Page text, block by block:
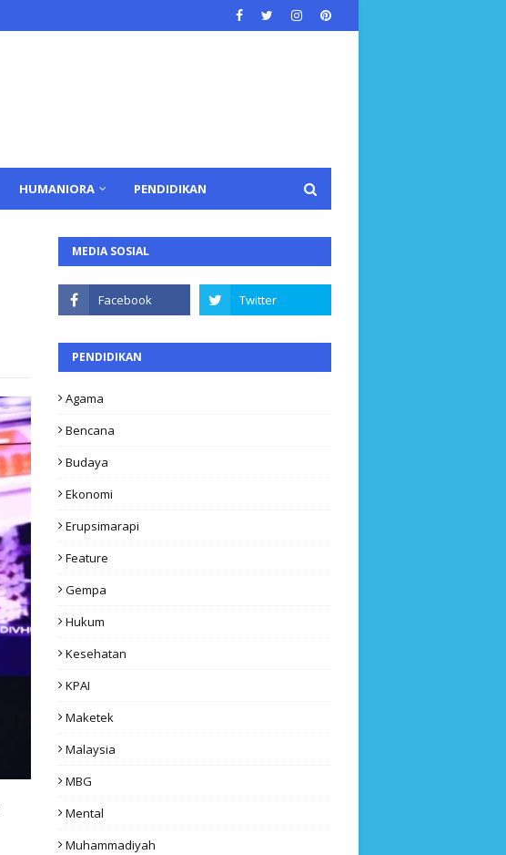
HUMANIORA PENDIDIKAN
MEDIA SOSIAL
PENDIDIKAN
Agama
Bencana
Budaya
Ekonomi
Erupsimarapi
Feature
Gempa
Hukum
Kesehatan
KPAI
Maketek
Malaysia
MBG
Mental
Muhammadiyah